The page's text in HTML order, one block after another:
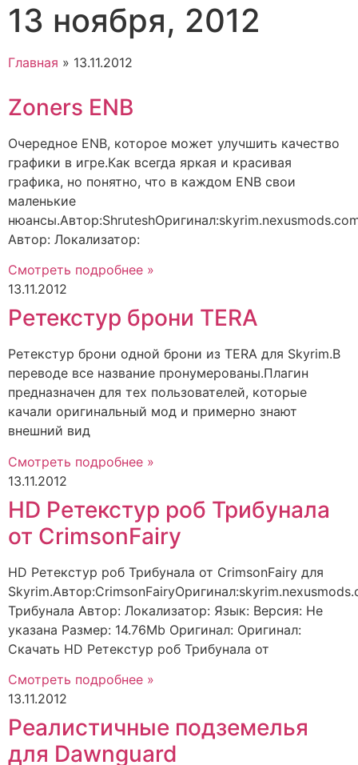
13 ноября, 2012
Главная » 13.11.2012
Zoners ENB
Очередное ENB, которое может улучшить качество
графики в игре.Как всегда яркая и красивая
графика, но понятно, что в каждом ENB свои
маленькие
Автор: Локализатор:
Смотреть подробнее »
13.11.2012
Ретекстур брони TERA
Ретекстур брони одной брони из TERA для Skyrim.В
переводе все название пронумерованы.Плагин
предназначен для тех пользователей, которые
качали оригинальный мод и примерно знают
внешний вид
Смотреть подробнее »
13.11.2012
HD Ретекстур роб Трибунала
от CrimsonFairy
HD Ретекстур роб Трибунала от CrimsonFairy для
Трибунала Автор: Локализатор: Язык: Версия: Не
указана Размер: 14.76Mb Оригинал: Оригинал:
Скачать HD Ретекстур роб Трибунала от
Смотреть подробнее »
13.11.2012
Реалистичные подземелья
для Dawnguard